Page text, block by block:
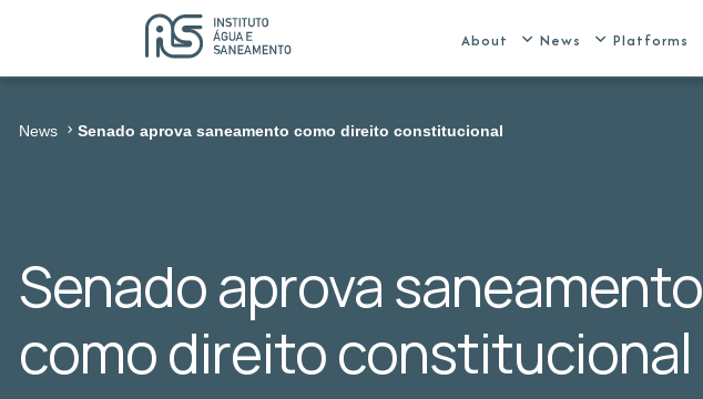
About News Platforms
News Senado aprova saneamento como direito constitucional
Senado aprova saneamento
como direito constitucional